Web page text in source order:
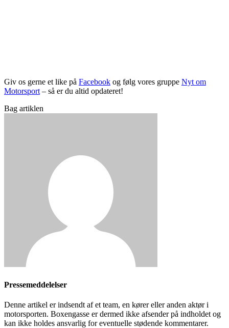
Giv os gerne et like på Facebook og følg vores gruppe Nyt om
Motorsport– så er du altid opdateret!
Bag artiklen
Pressemeddelelser
Denne artikel er indsendt af et team, en kører eller anden aktør i
motorsporten. Boxengasse er dermed ikke afsender på indholdet og
kan ikke holdes ansvarlig for eventuelle stødende kommentarer.